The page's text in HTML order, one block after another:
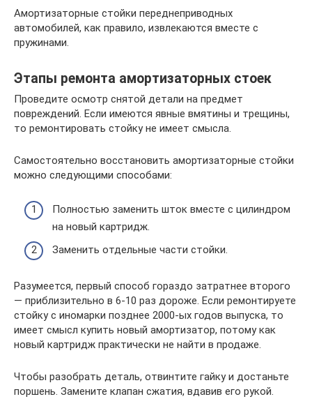
Амортизаторные стойки переднеприводных
автомобилей, как правило, извлекаются вместе с
пружинами.
Этапы ремонта амортизаторных стоек
Проведите осмотр снятой детали на предмет
повреждений. Если имеются явные вмятины и трещины,
то ремонтировать стойку не имеет смысла.
Самостоятельно восстановить амортизаторные стойки
можно следующими способами:
Полностью заменить шток вместе с цилиндром
на новый картридж.
Заменить отдельные части стойки.
Разумеется, первый способ гораздо затратнее второго
— приблизительно в 6-10 раз дороже. Если ремонтируете
стойку с иномарки позднее 2000-ых годов выпуска, то
имеет смысл купить новый амортизатор, потому как
новый картридж практически не найти в продаже.
Чтобы разобрать деталь, отвинтите гайку и достаньте
поршень. Замените клапан сжатия, вдавив его рукой.